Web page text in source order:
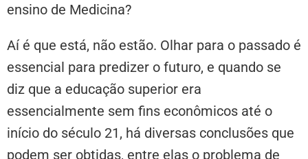
ensino de Medicina?
Aí é que está, não estão. Olhar para o passado é
essencial para predizer o futuro, e quando se
diz que a educação superior era
essencialmente sem fins econômicos até o
início do século 21, há diversas conclusões que
podem ser obtidas, entre elas o problema de